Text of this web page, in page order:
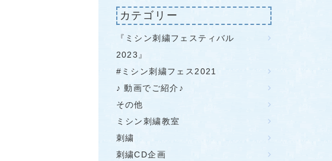
カテゴリー
『ミシン刺繍フェスティバル
2023』
#ミシン刺繍フェス2021
♪ 動画でご紹介♪
その他
ミシン刺繍教室
刺繍
刺繍CD企画